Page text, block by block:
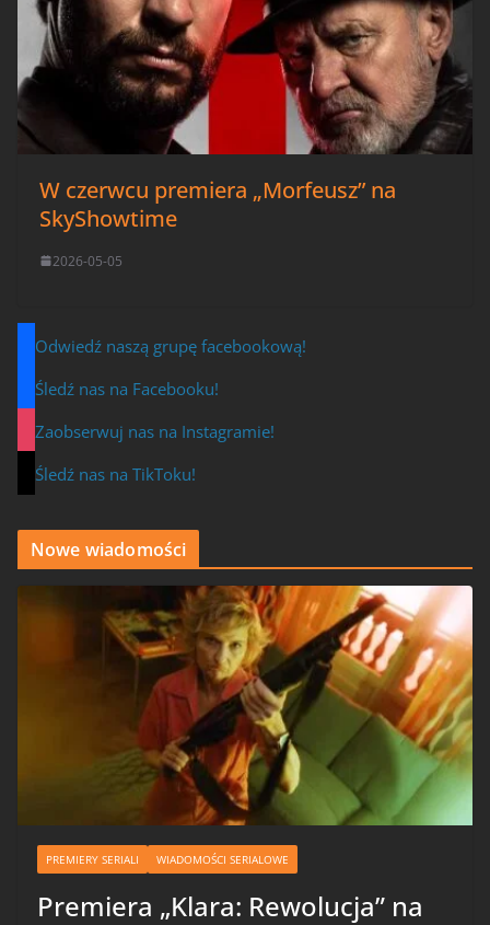
W czerwcu premiera „Morfeusz” na
SkyShowtime
2026-05-05
Odwiedź naszą grupę facebookową!
Śledź nas na Facebooku!
Zaobserwuj nas na Instagramie!
Śledź nas na TikToku!
Nowe wiadomości
PREMIERY SERIALI WIADOMOŚCI SERIALOWE
Premiera „Klara: Rewolucja” na